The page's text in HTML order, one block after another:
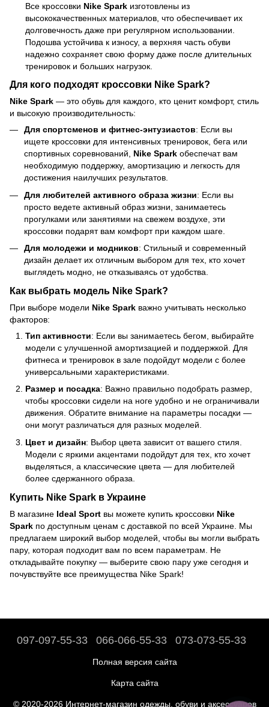
Все кроссовки Nike Spark изготовлены из
высококачественных материалов, что обеспечивает их
долговечность даже при регулярном использовании.
Подошва устойчива к износу, а верхняя часть обуви
надежно сохраняет свою форму даже после длительных
тренировок и больших нагрузок.
Для кого подходят кроссовки Nike Spark?
Nike Spark — это обувь для каждого, кто ценит комфорт, стиль
и высокую производительность:
Для спортсменов и фитнес-энтузиастов: Если вы
ищете кроссовки для интенсивных тренировок, бега или
спортивных соревнований, Nike Spark обеспечат вам
необходимую поддержку, амортизацию и легкость для
достижения наилучших результатов.
Для любителей активного образа жизни: Если вы
просто ведете активный образ жизни, занимаетесь
прогулками или занятиями на свежем воздухе, эти
кроссовки подарят вам комфорт при каждом шаге.
Для молодежи и модников: Стильный и современный
дизайн делает их отличным выбором для тех, кто хочет
выглядеть модно, не отказываясь от удобства.
Как выбрать модель Nike Spark?
При выборе модели Nike Spark важно учитывать несколько
факторов:
Тип активности: Если вы занимаетесь бегом, выбирайте
модели с улучшенной амортизацией и поддержкой. Для
фитнеса и тренировок в зале подойдут модели с более
универсальными характеристиками.
Размер и посадка: Важно правильно подобрать размер,
чтобы кроссовки сидели на ноге удобно и не ограничивали
движения. Обратите внимание на параметры посадки —
они могут различаться для разных моделей.
Цвет и дизайн: Выбор цвета зависит от вашего стиля.
Модели с яркими акцентами подойдут для тех, кто хочет
выделяться, а классические цвета — для любителей
более сдержанного образа.
Купить Nike Spark в Украине
В магазине Ideal Sport вы можете купить кроссовки Nike
Spark по доступным ценам с доставкой по всей Украине. Мы
предлагаем широкий выбор моделей, чтобы вы могли выбрать
пару, которая подходит вам по всем параметрам. Не
откладывайте покупку — выберите свою пару уже сегодня и
почувствуйте все преимущества Nike Spark!
097-097-55-33 066-066-55-33 073-073-55-33
Полная версия сайта
Карта сайта
© 2020-2026 Интернет-магазин одежды, обуви и аксессуаров